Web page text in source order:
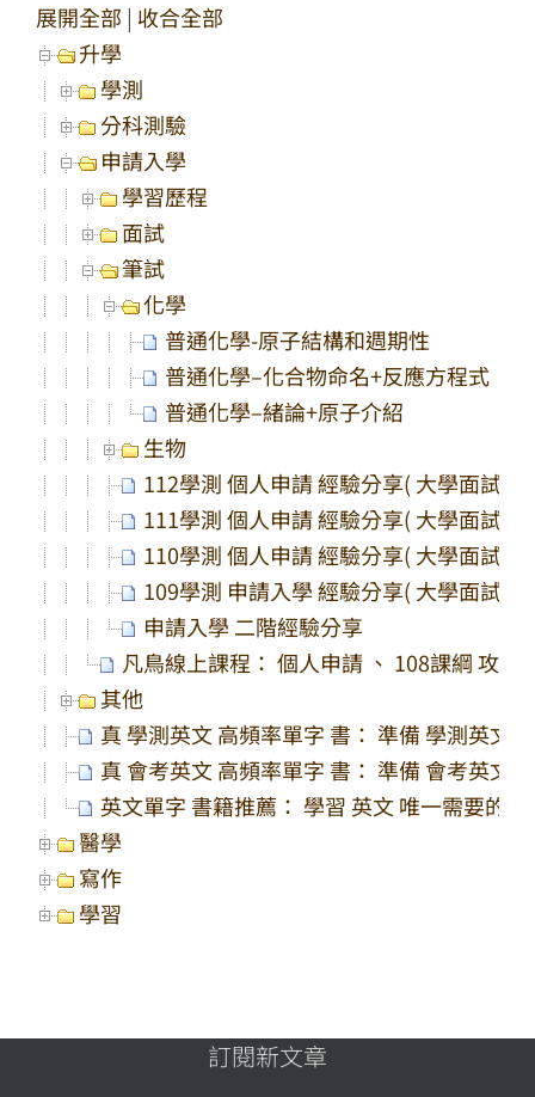
展開全部 | 收合全部
升學
學測
分科測驗
申請入學
學習歷程
面試
筆試
化學
普通化學-原子結構和週期性
普通化學–化合物命名+反應方程式
普通化學–緒論+原子介紹
生物
112學測 個人申請 經驗分享( 大學面試
111學測 個人申請 經驗分享( 大學面試
110學測 個人申請 經驗分享( 大學面試
109學測 申請入學 經驗分享( 大學面試
申請入學 二階經驗分享
凡鳥線上課程： 個人申請 、 108課綱 攻略
其他
真 學測英文 高頻率單字 書： 準備 學測英文
真 會考英文 高頻率單字 書： 準備 會考英文
英文單字 書籍推薦： 學習 英文 唯一需要的
醫學
寫作
學習
訂閱新文章